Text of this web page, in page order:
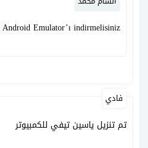
Emulator’ı indirmelisiniz
فادي
تم تنزيل ياسين تيفي للكمبيوتر